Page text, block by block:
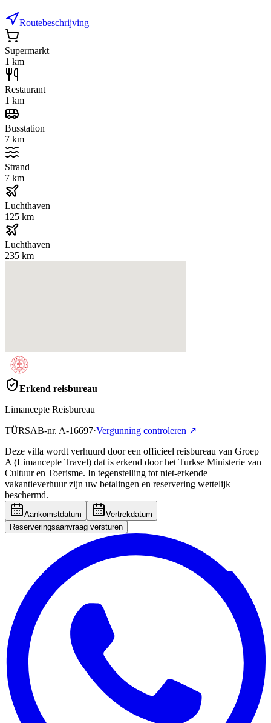
Routebeschrijving
Supermarkt
1 km
Restaurant
1 km
Busstation
7 km
Strand
7 km
Luchthaven
125 km
Luchthaven
235 km
Erkend reisbureau
Limancepte Reisbureau
TÜRSAB-nr. A-16697·Vergunning controleren ↗
Deze villa wordt verhuurd door een officieel reisbureau van Groep
A (Limancepte Travel) dat is erkend door het Turkse Ministerie van
Cultuur en Toerisme. In tegenstelling tot niet-erkende
vakantieverhuur zijn uw betalingen en reservering wettelijk
beschermd.
Aankomstdatum
Vertrekdatum
Reserveringsaanvraag versturen